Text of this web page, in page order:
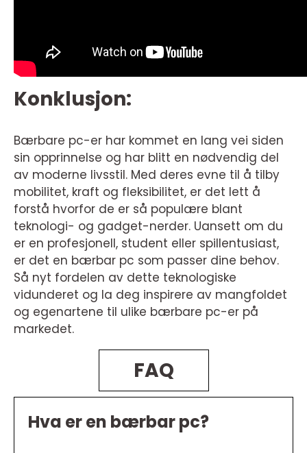
Konklusjon:
Bærbare pc-er har kommet en lang vei siden
sin opprinnelse og har blitt en nødvendig del
av moderne livsstil. Med deres evne til å tilby
mobilitet, kraft og fleksibilitet, er det lett å
forstå hvorfor de er så populære blant
teknologi- og gadget-nerder. Uansett om du
er en profesjonell, student eller spillentusiast,
er det en bærbar pc som passer dine behov.
Så nyt fordelen av dette teknologiske
vidunderet og la deg inspirere av mangfoldet
og egenartene til ulike bærbare pc-er på
markedet.
FAQ
Hva er en bærbar pc?